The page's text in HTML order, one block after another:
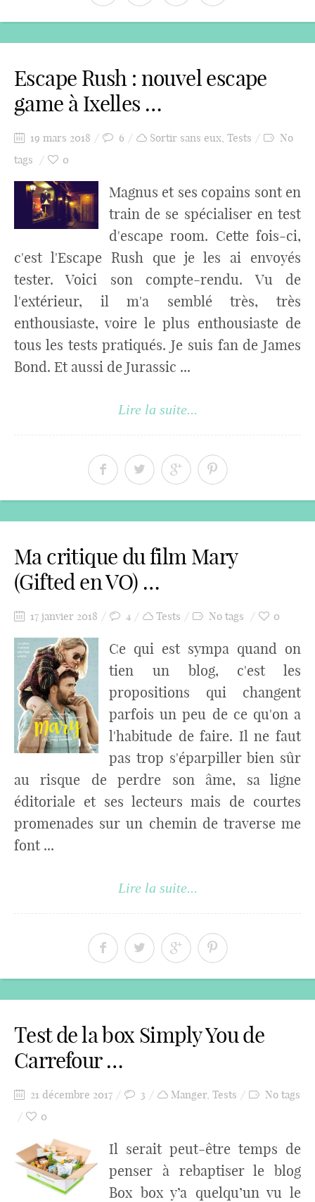
Escape Rush : nouvel escape
game à Ixelles …
19 mars 2018 6 Sortir sans eux, Tests
No
tags
0
Magnus et ses copains sont en
train de se spécialiser en test
d'escape room. Cette fois-ci,
c'est l'Escape Rush que je les ai envoyés
tester. Voici son compte-rendu. Vu de
l'extérieur, il m'a semblé très, très
enthousiaste, voire le plus enthousiaste de
tous les tests pratiqués. Je suis fan de James
Bond. Et aussi de Jurassic ...
Lire la suite...
Ma critique du film Mary
(Gifted en VO) …
17 janvier 2018 4 Tests No tags 0
Ce qui est sympa quand on
tien un blog, c'est les
propositions qui changent
parfois un peu de ce qu'on a
l'habitude de faire. Il ne faut
pas trop s'éparpiller bien sûr
au risque de perdre son âme, sa ligne
éditoriale et ses lecteurs mais de courtes
promenades sur un chemin de traverse me
font ...
Lire la suite...
Test de la box Simply You de
Carrefour …
21 décembre 2017 3 Manger, Tests
No tags
0
Il serait peut-être temps de
penser à rebaptiser le blog
Box box y’a quelqu’un vu le